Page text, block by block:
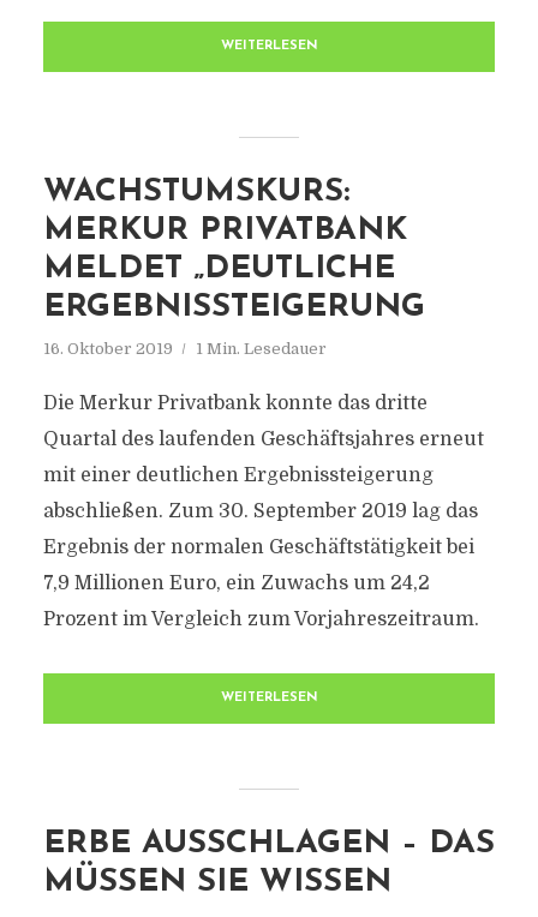
WEITERLESEN
WACHSTUMSKURS:
MERKUR PRIVATBANK
MELDET „DEUTLICHE
ERGEBNISSTEIGERUNG
16. Oktober 2019 1 Min. Lesedauer
Die Merkur Privatbank konnte das dritte
Quartal des laufenden Geschäftsjahres erneut
mit einer deutlichen Ergebnissteigerung
abschließen. Zum 30. September 2019 lag das
Ergebnis der normalen Geschäftstätigkeit bei
7,9 Millionen Euro, ein Zuwachs um 24,2
Prozent im Vergleich zum Vorjahreszeitraum.
WEITERLESEN
ERBE AUSSCHLAGEN – DAS
MÜSSEN SIE WISSEN